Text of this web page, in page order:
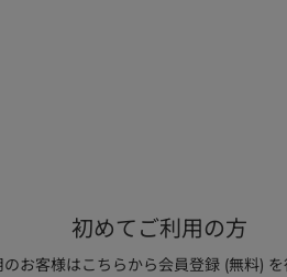
初めてご利用の方
お客様はこちらから会員登録 (無料) を